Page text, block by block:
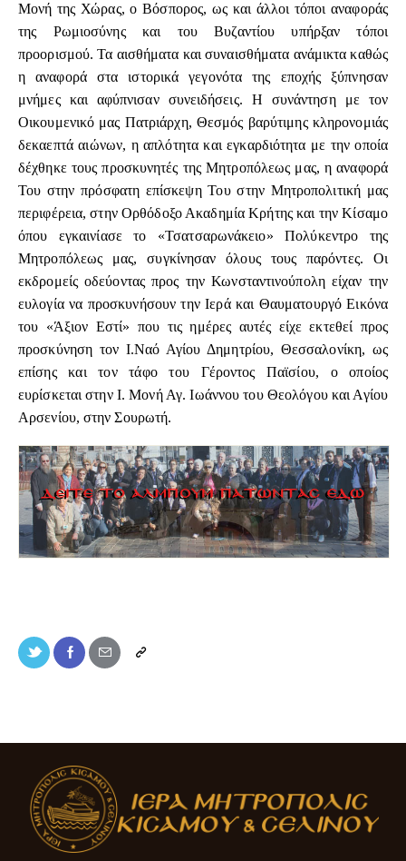
Μονή της Χώρας, ο Βόσπορος, ως και άλλοι τόποι αναφοράς
της Ρωμιοσύνης και του Βυζαντίου υπήρξαν τόποι
προορισμού. Τα αισθήματα και συναισθήματα ανάμικτα καθώς
η αναφορά στα ιστορικά γεγονότα της εποχής ξύπνησαν
μνήμες και αφύπνισαν συνειδήσεις. Η συνάντηση με τον
Οικουμενικό μας Πατριάρχη, Θεσμός βαρύτιμης κληρονομιάς
δεκαεπτά αιώνων, η απλότητα και εγκαρδιότητα με την οποία
δέχθηκε τους προσκυνητές της Μητροπόλεως μας, η αναφορά
Του στην πρόσφατη επίσκεψη Του στην Μητροπολιτική μας
περιφέρεια, στην Ορθόδοξο Ακαδημία Κρήτης και την Κίσαμο
όπου εγκαινίασε το «Τσατσαρωνάκειο» Πολύκεντρο της
Μητροπόλεως μας, συγκίνησαν όλους τους παρόντες. Οι
εκδρομείς οδεύοντας προς την Κωνσταντινούπολη είχαν την
ευλογία να προσκυνήσουν την Ιερά και Θαυματουργό Εικόνα
του «Άξιον Εστί» που τις ημέρες αυτές είχε εκτεθεί προς
προσκύνηση τον Ι.Ναό Αγίου Δημητρίου, Θεσσαλονίκη, ως
επίσης και τον τάφο του Γέροντος Παϊσίου, ο οποίος
ευρίσκεται στην Ι. Μονή Αγ. Ιωάννου του Θεολόγου και Αγίου
Αρσενίου, στην Σουρωτή.